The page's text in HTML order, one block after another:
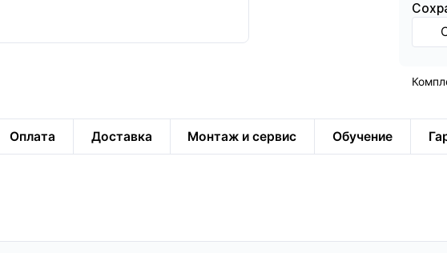
Оплата Доставка Монтаж и сервис Обучение